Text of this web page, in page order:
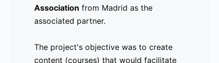
Association from Madrid as the
associated partner.
The project's objective was to create
content (courses) that would facilitate
Madrid, España, ha comenzado una
cooperación en un proyecto Erasmus+.
(MOOC’s) que se puedan utilizar para
desarrollar la conciencia digital y
Asociación ConUcraniade Madrid,
como socio asociado.
El objetivo del proyecto fue crear
contenidos (cursos) que facilitaran la